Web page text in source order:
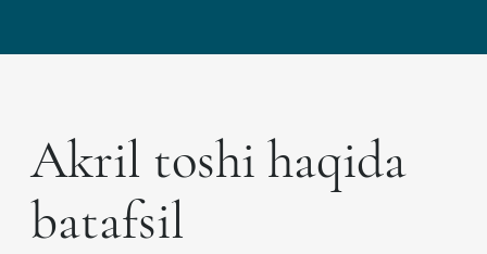
Akril toshi haqida
batafsil